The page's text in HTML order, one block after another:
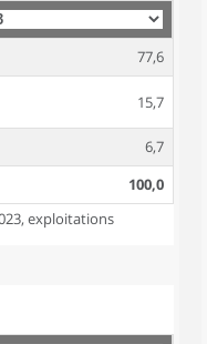
77,6
15,7
6,7
100,0
exploitations